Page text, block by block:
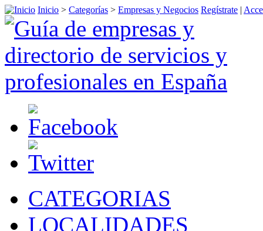
Inicio > Categorías > Empresas y Negocios Regístrate |
CATEGORIAS
LOCALIDADES